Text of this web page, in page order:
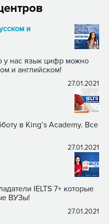
и
у нас язык цифр можно
и английском!
27.01.2021
в King’s Academy. Все
27.01.2021
IELTS 7+ которые
ВУЗы!
27.01.2021